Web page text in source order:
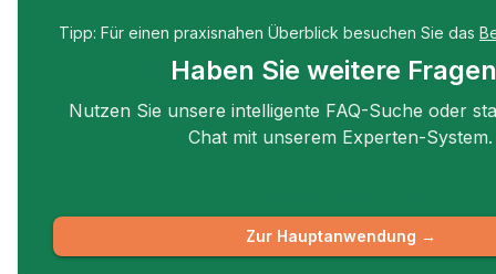
Tipp: Für einen praxisnahen Überblick besuchen Sie das
Haben Sie weitere
Nutzen Sie unsere intelligente FAQ-Suche oder
Chat mit unserem Experten-System.
Zur Hauptanwendung →